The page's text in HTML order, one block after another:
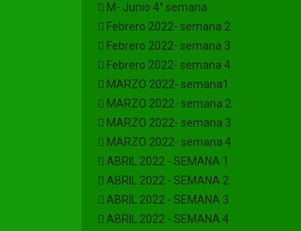
M- Junio 4° semana
Febrero 2022- semana 2
Febrero 2022- semana 3
Febrero 2022- semana 4
MARZO 2022- semana1
MARZO 2022- semana 2
MARZO 2022- semana 3
MARZO 2022- semana 4
ABRIL 2022 - SEMANA 1
ABRIL 2022 - SEMANA 2
ABRIL 2022 - SEMANA 3
ABRIL 2022 - SEMANA 4